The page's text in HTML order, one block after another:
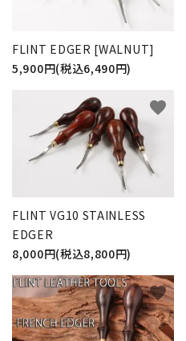
FLINT EDGER [WALNUT]
5,900円(税込6,490円)
FLINT VG10 STAINLESS
EDGER
8,000円(税込8,800円)
favorite
favorite